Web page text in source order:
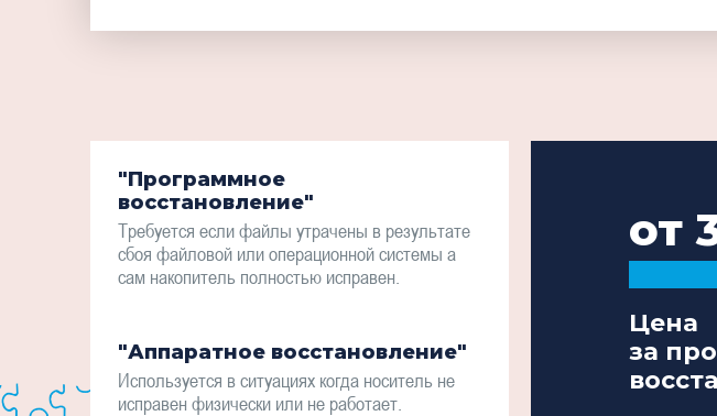
"Программное
восстановление"
Требуется если файлы утрачены в результате
сбоя файловой или операционной системы а
сам накопитель полностью исправен.
"Аппаратное восстановление"
Используется в ситуациях когда носитель не
исправен физически или не работает.
от
Цена
за